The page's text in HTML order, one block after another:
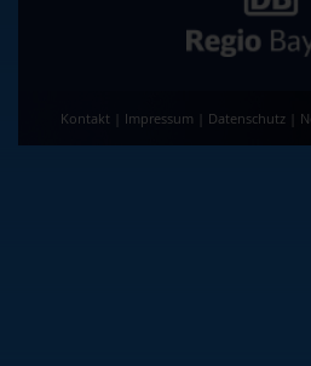
Kontakt Impressum Datenschutz